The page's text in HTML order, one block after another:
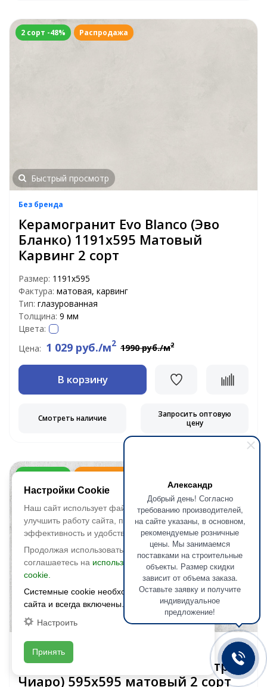
Александр
Добрый день! Согласно
требованию производителей,
на сайте указаны, в основном,
рекомендуемые розничные
цены. Мы занимаемся
поставками на строительные
объекты. Размер скидки
зависит от объема заказа.
Оставьте заявку и получите
индивидуальное
предложение!
2 сорт -48% Распродажа
Быстрый просмотр
Без бренда
Керамогранит Evo Blanco (Эво
Бланко) 1191x595 Матовый
Карвинг 2 сорт
Размер: 1191x595
Фактура: матовая, карвинг
Тип: глазурованная
Толщина: 9 мм
Цвета:
Цена: 1 029 руб./м2 1990 руб./м2
В корзину
Смотреть наличие
Запросить оптовую
цену
2 сорт -48% Распродажа
Быстрый просмотр
Без бренда
Керамогранит Strat Chiaro (Страт
Чиаро) 595х595 матовый 2 cорт
Настройки Cookie
Наш сайт использует файлы cookie, чтобы
улучшить работу сайта, повысить его
эффективность и удобство.
Продолжая использовать сайт, вы
соглашаетесь на использование файлов
cookie.
Системные cookie необходимы для работы
сайта и всегда включены.
Настроить
Принять